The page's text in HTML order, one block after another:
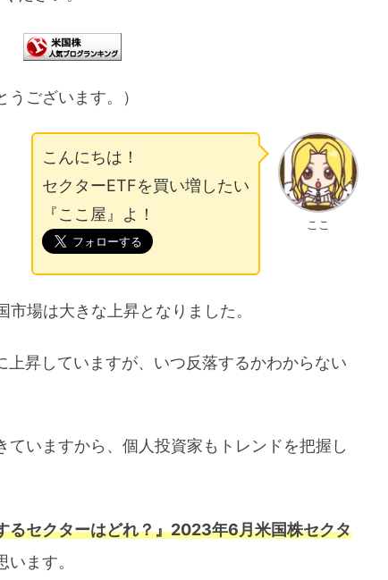
ございます。）
ここ
こんにちは！
セクターETFを買い増したい
『ここ屋』よ！
場は大きな上昇となりました。
昇していますが、いつ反落するかわからない
いますから、個人投資家もトレンドを把握し
るセクターはどれ？』2023年6月米国株セクタ
ます。